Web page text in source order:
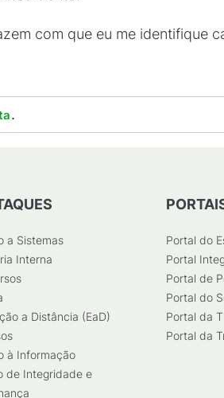
com que eu me identifique
.
a Sistemas
Interna
a Distância (EaD)
à Informação
de Integridade e
Portal do
Portal
Portal de
Portal do
Portal da
Portal da